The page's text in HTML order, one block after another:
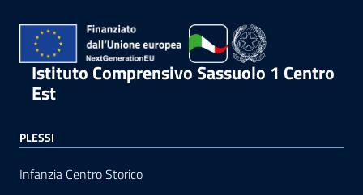
Istituto Comprensivo Sassuolo 1 Centro
Est
PLESSI
Infanzia Centro Storico